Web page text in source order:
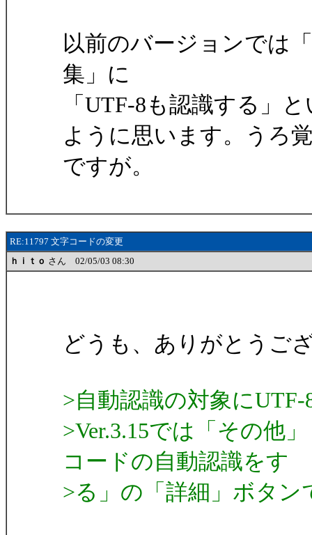
以前のバージョンでは
集」に
「UTF-8も認識する」
ように思います。うろ
ですが。
RE:11797 文字コードの変更
ｈｉｔｏ さん 02/05/03 08:30
どうも、ありがとうご
>自動認識の対象に
>Ver.3.15では「その
コードの自動認識をす
>る」の「詳細」ボタン